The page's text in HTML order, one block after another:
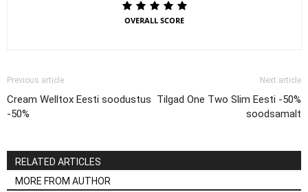
OVERALL SCORE
Previous article
Cream Welltox Eesti soodustus
-50%
Next article
Tilgad One Two Slim Eesti -50%
soodsamalt
RELATED ARTICLES
MORE FROM AUTHOR